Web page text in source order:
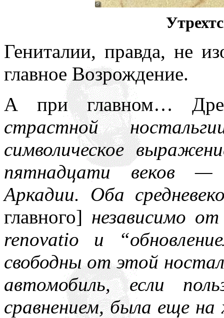
Гениталии, правда, не
главное Возрождение.
А при главном…
страстной
символическое
пятнадцати веков —
Аркадии. Оба
главного] независимо
renovatio и
свободны от этой
автомобиль, если
сравнением, была еще на